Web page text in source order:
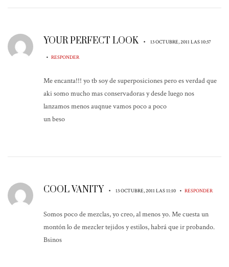
YOUR PERFECT LOOK • 13 OCTUBRE, 2011 LAS 10:37
• RESPONDER
Me encanta!!! yo tb soy de superposiciones pero es verdad que
aki somo mucho mas conservadoras y desde luego nos
lanzamos menos auqnue vamos poco a poco
un beso
COOL VANITY • 13 OCTUBRE, 2011 LAS 11:10 • RESPONDER
Somos poco de mezclas, yo creo, al menos yo. Me cuesta un
montón lo de mezcler tejidos y estilos, habrá que ir probando.
Bsinos